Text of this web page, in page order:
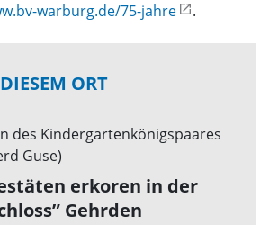
warburg.de/75-jahre .
ORT
erkoren in der
Gehrden